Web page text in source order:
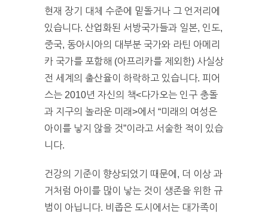
현재 장기 대체 수준에 밑돌거나 그 언저리에
있습니다. 산업화된 서방국가들과 일본, 인도,
중국, 동아시아의 대부분 국가와 라틴 아메리
카 국가를 포함해 (아프리카를 제외한) 사실상
전 세계의 출산율이 하락하고 있습니다. 피어
스는 2010년 자신의 책<다가오는 인구 충돌
과 지구의 놀라운 미래>에서 “미래의 여성은
아이를 낳지 않을 것”이라고 서술한 적이 있습
니다.
건강의 기준이 향상되었기 때문에, 더 이상 과
거처럼 아이를 많이 낳는 것이 생존을 위한 규
범이 아닙니다. 비좁은 도시에서는 대가족이